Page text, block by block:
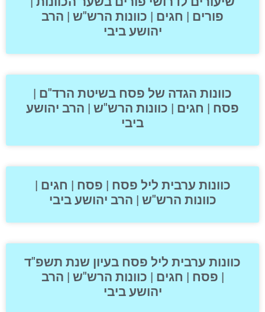
פורים | חגים | כוונות הרש"ש | הרב
יהושע ביבי
כוונות הגדה של פסח בשיטת הרד"ם |
פסח | חגים | כוונות הרש"ש | הרב יהושע
ביבי
כוונות ערבית ליל פסח | פסח | חגים |
כוונות הרש"ש | הרב יהושע ביבי
כוונות ערבית ליל פסח בעיון שנת תשפ"ד
| פסח | חגים | כוונות הרש"ש | הרב
יהושע ביבי